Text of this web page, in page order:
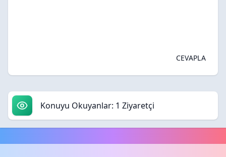
CEVAPLA
Konuyu Okuyanlar: 1 Ziyaretçi